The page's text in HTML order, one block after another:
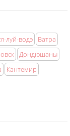
луй-водэ
Ватра
Дондюшаны
Кантемир